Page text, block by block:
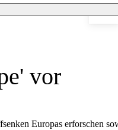
vor
Europas erforschen